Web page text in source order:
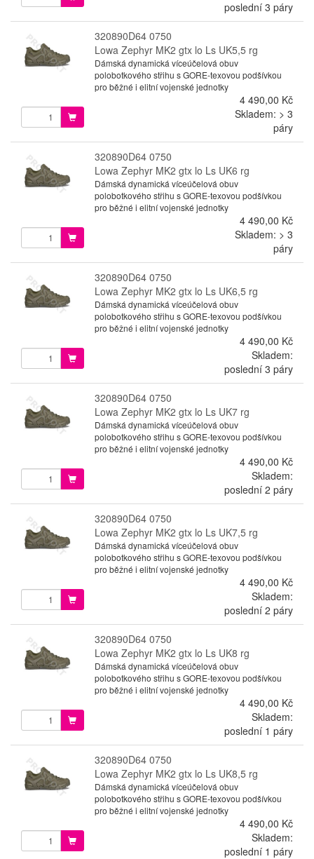
poslední 3 páry
320890D64 0750
Lowa Zephyr MK2 gtx lo Ls UK5,5 rg
Dámská dynamická víceúčelová obuv
polobotkového střihu s GORE-texovou podšívkou
pro běžné i elitní vojenské jednotky
4 490,00 Kč
Skladem: > 3
páry
320890D64 0750
Lowa Zephyr MK2 gtx lo Ls UK6 rg
Dámská dynamická víceúčelová obuv
polobotkového střihu s GORE-texovou podšívkou
pro běžné i elitní vojenské jednotky
4 490,00 Kč
Skladem: > 3
páry
320890D64 0750
Lowa Zephyr MK2 gtx lo Ls UK6,5 rg
Dámská dynamická víceúčelová obuv
polobotkového střihu s GORE-texovou podšívkou
pro běžné i elitní vojenské jednotky
4 490,00 Kč
Skladem:
poslední 3 páry
320890D64 0750
Lowa Zephyr MK2 gtx lo Ls UK7 rg
Dámská dynamická víceúčelová obuv
polobotkového střihu s GORE-texovou podšívkou
pro běžné i elitní vojenské jednotky
4 490,00 Kč
Skladem:
poslední 2 páry
320890D64 0750
Lowa Zephyr MK2 gtx lo Ls UK7,5 rg
Dámská dynamická víceúčelová obuv
polobotkového střihu s GORE-texovou podšívkou
pro běžné i elitní vojenské jednotky
4 490,00 Kč
Skladem:
poslední 2 páry
320890D64 0750
Lowa Zephyr MK2 gtx lo Ls UK8 rg
Dámská dynamická víceúčelová obuv
polobotkového střihu s GORE-texovou podšívkou
pro běžné i elitní vojenské jednotky
4 490,00 Kč
Skladem:
poslední 1 páry
320890D64 0750
Lowa Zephyr MK2 gtx lo Ls UK8,5 rg
Dámská dynamická víceúčelová obuv
polobotkového střihu s GORE-texovou podšívkou
pro běžné i elitní vojenské jednotky
4 490,00 Kč
Skladem:
poslední 1 páry